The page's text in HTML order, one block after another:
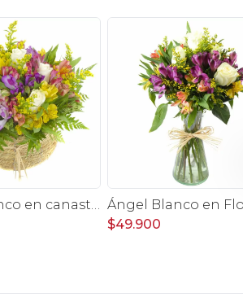
Ángel Blanco en canasto - rosas, y mix de astromelias
$49.900